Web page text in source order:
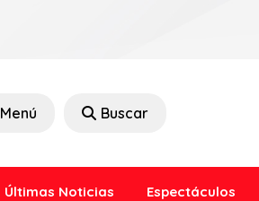
Menú Buscar
Últimas Noticias Espectáculos